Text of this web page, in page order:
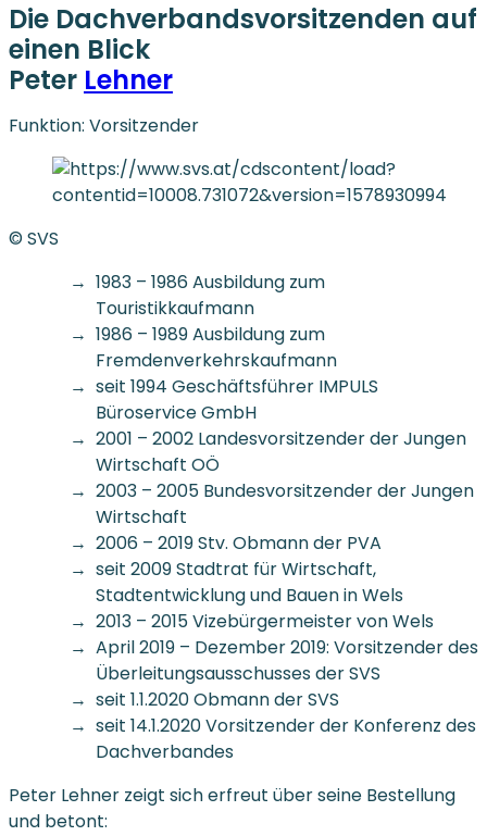
Die Dachverbandsvorsitzenden auf
einen Blick
Peter Lehner
Funktion: Vorsitzender
© SVS
1983 – 1986 Ausbildung zum
Touristikkaufmann
1986 – 1989 Ausbildung zum
Fremdenverkehrskaufmann
seit 1994 Geschäftsführer IMPULS
Büroservice GmbH
2001 – 2002 Landesvorsitzender der Jungen
Wirtschaft OÖ
2003 – 2005 Bundesvorsitzender der Jungen
Wirtschaft
2006 – 2019 Stv. Obmann der PVA
seit 2009 Stadtrat für Wirtschaft,
Stadtentwicklung und Bauen in Wels
2013 – 2015 Vizebürgermeister von Wels
April 2019 – Dezember 2019: Vorsitzender des
Überleitungsausschusses der SVS
seit 1.1.2020 Obmann der SVS
seit 14.1.2020 Vorsitzender der Konferenz des
Dachverbandes
Peter Lehner zeigt sich erfreut über seine Bestellung
und betont: